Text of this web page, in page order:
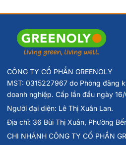
CÔNG TY CỔ PHẦN GREENOLY
MST: 0315227967 do Phòng đăng
doanh nghiệp. Cấp lần đầu ngày
Người đại diện: Lê Thị Xuân Lan.
Địa chỉ: 36 Bùi Thị Xuân, Phường
CHI NHÁNH CÔNG TY CỔ PHẦN